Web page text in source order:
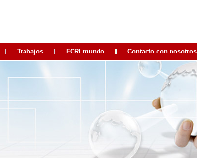
Trabajos FCRI mundo Contacto con nosotros